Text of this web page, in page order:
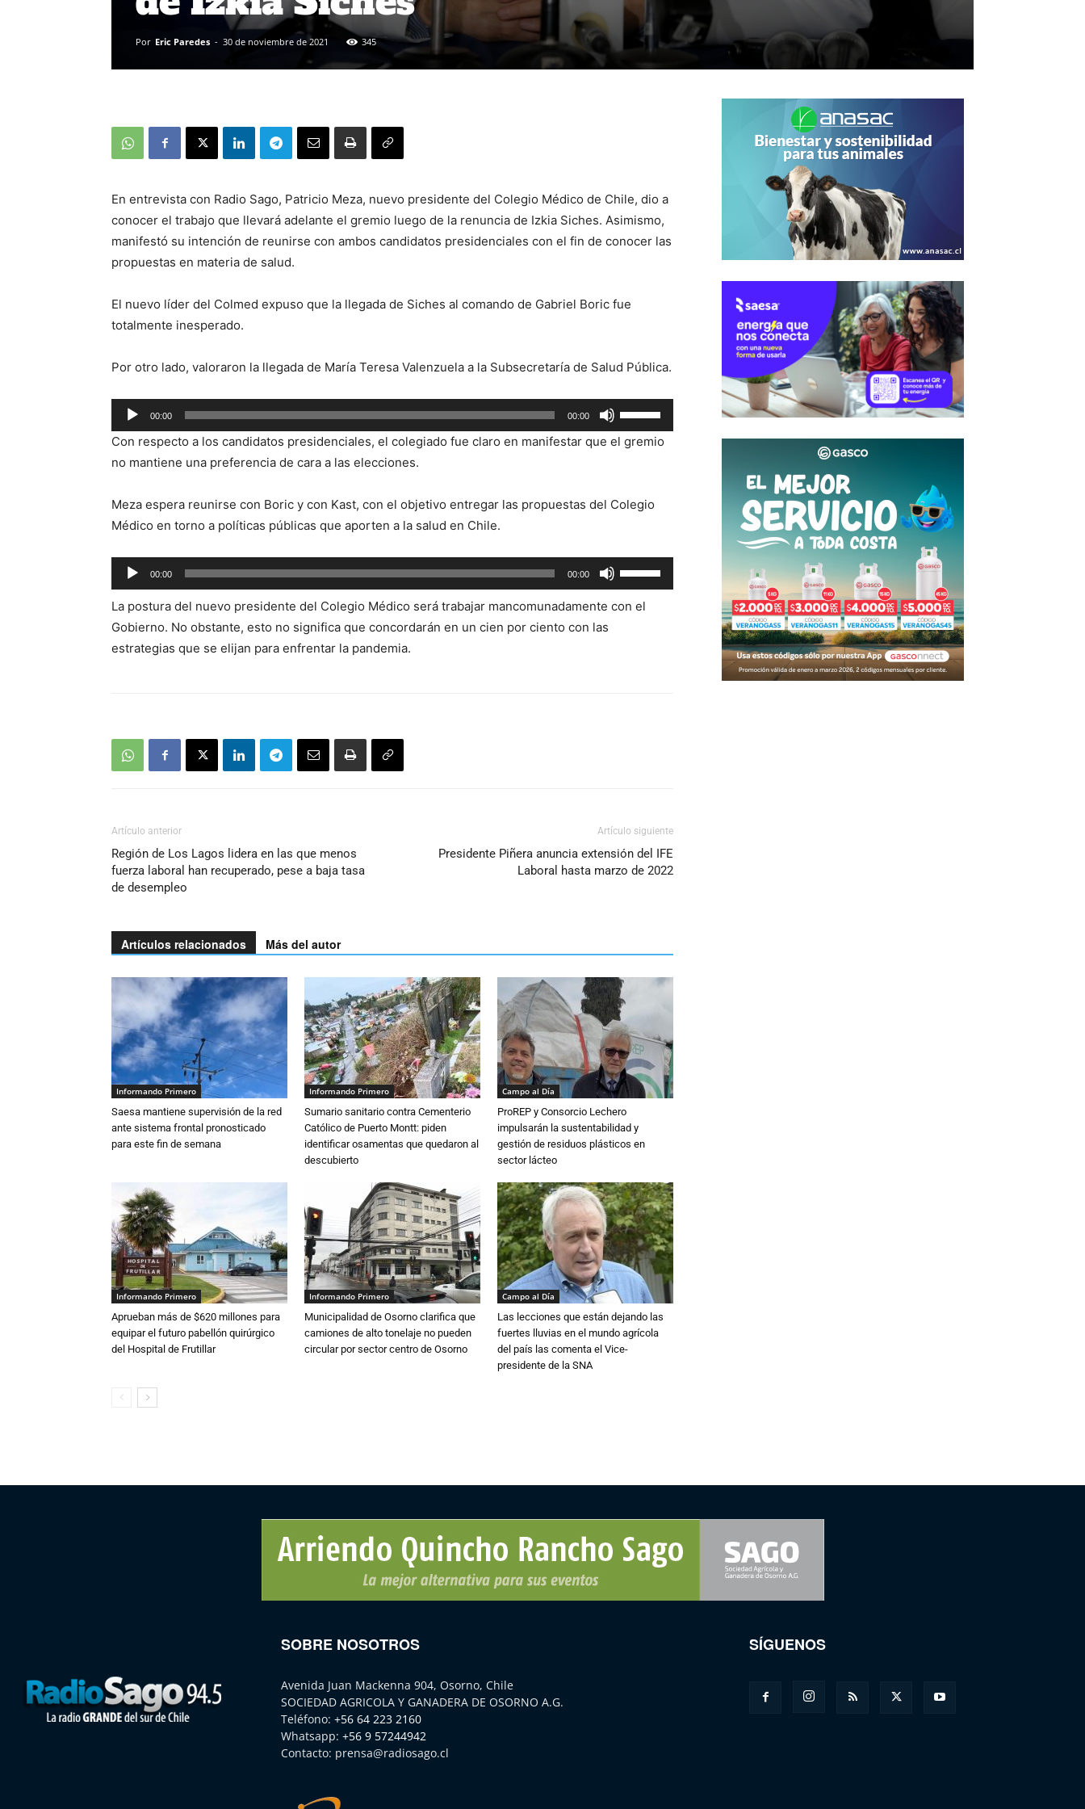
Por Eric Paredes - 30 de noviembre de 2021 345
En entrevista con Radio Sago, Patricio Meza, nuevo presidente del Colegio Médico de Chile, dio a
conocer el trabajo que llevará adelante el gremio luego de la renuncia de Izkia Siches. Asimismo,
manifestó su intención de reunirse con ambos candidatos presidenciales con el fin de conocer las
propuestas en materia de salud.
El nuevo líder del Colmed expuso que la llegada de Siches al comando de Gabriel Boric fue
totalmente inesperado.
Por otro lado, valoraron la llegada de María Teresa Valenzuela a la Subsecretaría de Salud Pública.
Reproductor
de
audio
00:00 00:00
las
teclas
arriba/abajo
aumentar
o
Con respecto a los candidatos presidenciales, el colegiado fue claro en manifestar que el gremio
no mantiene una preferencia de cara a las elecciones.
Meza espera reunirse con Boric y con Kast, con el objetivo entregar las propuestas del Colegio
Médico en torno a políticas públicas que aporten a la salud en Chile.
Reproductor
de
audio
00:00 00:00
las
teclas
La postura del nuevo presidente del Colegio Médico será trabajar mancomunadamente con el
Gobierno. No obstante, esto no significa que concordarán en un cien por ciento con las
estrategias que se elijan para enfrentar la pandemia.
Artículo anterior
Región de Los Lagos lidera en las que menos
fuerza laboral han recuperado, pese a baja tasa
de desempleo
Artículo siguiente
Presidente Piñera anuncia extensión del IFE
Laboral hasta marzo de 2022
Artículos relacionados Más del autor
Informando Primero
Saesa mantiene supervisión de la red
ante sistema frontal pronosticado
para este fin de semana
Informando Primero
Sumario sanitario contra Cementerio
Católico de Puerto Montt: piden
identificar osamentas que quedaron al
descubierto
Campo al Día
ProREP y Consorcio Lechero
impulsarán la sustentabilidad y
gestión de residuos plásticos en
sector lácteo
Informando Primero
Aprueban más de $620 millones para
equipar el futuro pabellón quirúrgico
del Hospital de Frutillar
Informando Primero
Municipalidad de Osorno clarifica que
camiones de alto tonelaje no pueden
circular por sector centro de Osorno
Campo al Día
Las lecciones que están dejando las
fuertes lluvias en el mundo agrícola
del país las comenta el Vice-
presidente de la SNA
SOBRE NOSOTROS
Avenida Juan Mackenna 904, Osorno, Chile
SOCIEDAD AGRICOLA Y GANADERA DE OSORNO A.G.
Teléfono: +56 64 223 2160
Whatsapp: +56 9 57244942
Contacto: prensa@radiosago.cl
SÍGUENOS